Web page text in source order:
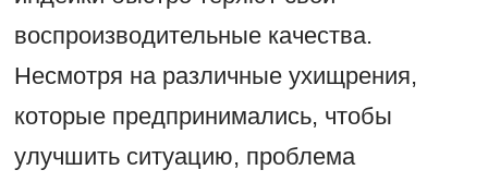
воспроизводительные качества.
Несмотря на различные ухищрения,
которые предпринимались, чтобы
улучшить ситуацию, проблема